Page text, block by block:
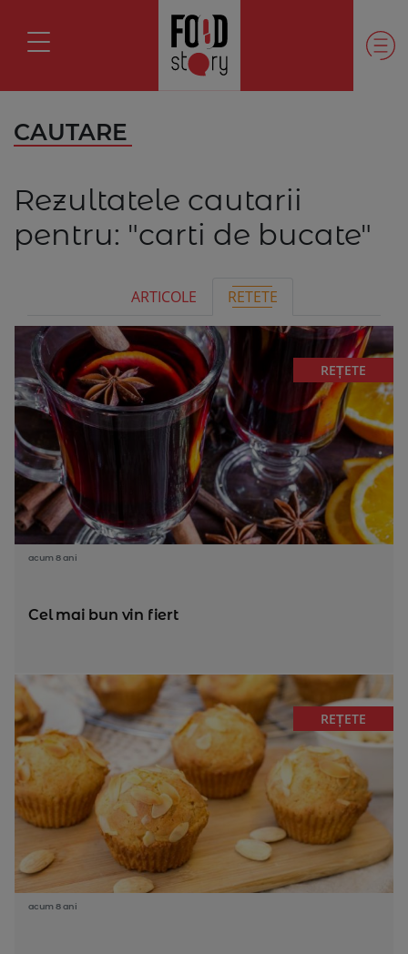
CAUTARE
Rezultatele cautarii
pentru: "carti de bucate"
ARTICOLE RETETE
REȚETE
acum 8 ani
Cel mai bun vin fiert
REȚETE
acum 8 ani